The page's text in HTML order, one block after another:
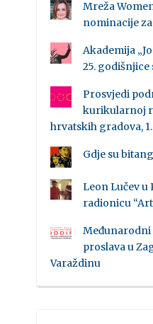
Mreža
nominacije
Akademija
25. godišnjice
Prosvjedi
kurikularnoj
hrvatskih gradova,
Gdje su
Leon Lučev u
radionicu
Međunarodni
proslava u
Varaždinu